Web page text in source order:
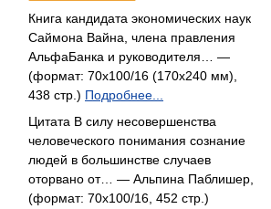
Книга кандидата экономических наук
Саймона Вайна, члена правления
Альфа­Банка и руководителя… —
(формат: 70x100/16 (170х240 мм),
438 стр.) Подробнее...
Цитата В силу несовершенства
человеческого понимания сознание
людей в большинстве случаев
оторвано от… — Альпина Паблишер,
(формат: 70x100/16, 452 стр.)